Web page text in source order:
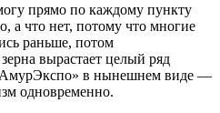
прямо по каждому пункту
а что нет, потому что многие
раньше, потом
вырастает целый ряд
в нынешнем виде —
одновременно.